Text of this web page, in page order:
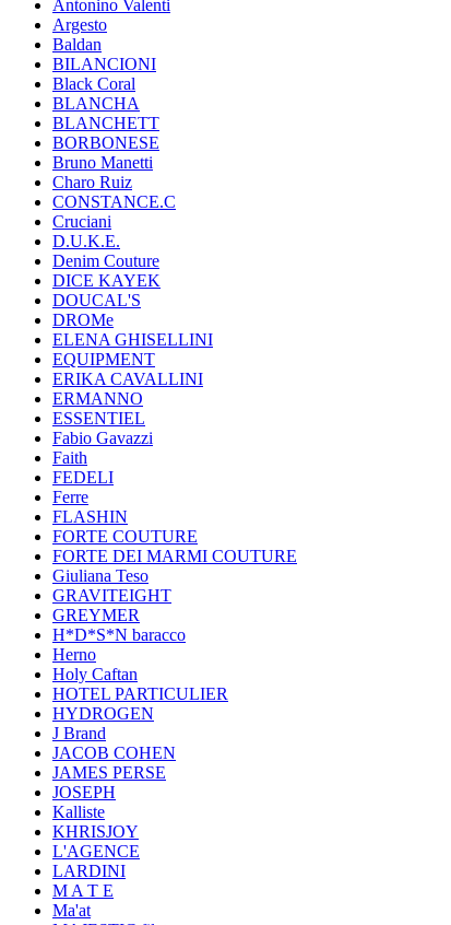
Antonino Valenti
Argesto
Baldan
BILANCIONI
Black Coral
BLANCHA
BLANCHETT
BORBONESE
Bruno Manetti
Charo Ruiz
CONSTANCE.C
Cruciani
D.U.K.E.
Denim Couture
DICE KAYEK
DOUCAL'S
DROMe
ELENA GHISELLINI
EQUIPMENT
ERIKA CAVALLINI
ERMANNO
ESSENTIEL
Fabio Gavazzi
Faith
FEDELI
Ferre
FLASHIN
FORTE COUTURE
FORTE DEI MARMI COUTURE
Giuliana Teso
GRAVITEIGHT
GREYMER
H*D*S*N baracco
Herno
Holy Caftan
HOTEL PARTICULIER
HYDROGEN
J Brand
JACOB COHEN
JAMES PERSE
JOSEPH
Kalliste
KHRISJOY
L'AGENCE
LARDINI
M A T E
Ma'at